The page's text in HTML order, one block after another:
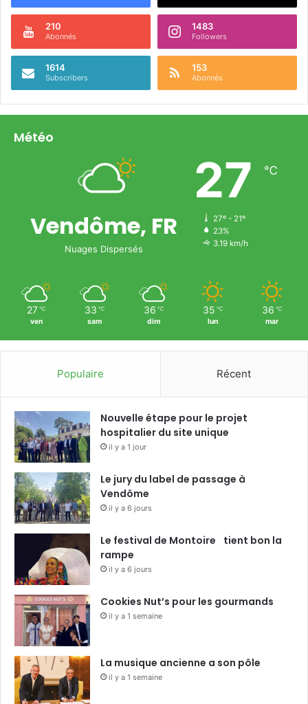
210
Abonnés
1483
Followers
1614
Subscribers
153
Abonnés
Météo
Vendôme, FR
Nuages Dispersés
27 ℃
27º - 21º
23%
3.19 km/h
27 ℃
ven
33 ℃
sam
36 ℃
dim
35 ℃
lun
36 ℃
mar
Populaire Récent
Nouvelle étape pour le projet
hospitalier du site unique
il y a 1 jour
Le jury du label de passage à
Vendôme
il y a 6 jours
Le festival de Montoire tient bon la
rampe
il y a 6 jours
Cookies Nut’s pour les gourmands
il y a 1 semaine
La musique ancienne a son pôle
il y a 1 semaine